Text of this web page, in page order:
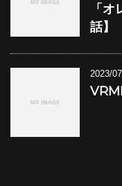
「
話】
2023/